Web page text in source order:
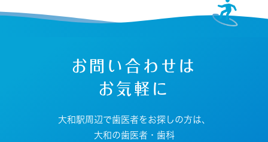
お問い合わせは
お気軽に
大和駅周辺で歯医者をお探しの方は、
大和の歯医者・歯科